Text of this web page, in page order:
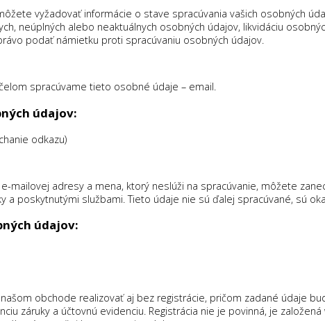
vyžadovať informácie o stave spracúvania vašich osobných
neúplných alebo neaktuálnych osobných údajov, likvidáciu
podať námietku proti spracúvaniu osobných údajov.
spracúvame tieto osobné údaje – email.
údajov:
odkazu)
mailovej adresy a mena, ktorý neslúži na spracúvanie, môžete
a poskytnutými službami. Tieto údaje nie sú ďalej spracúvané, sú
údajov:
obchode realizovať aj bez registrácie, pričom zadané údaje
záruky a účtovnú evidenciu. Registrácia nie je povinná, je